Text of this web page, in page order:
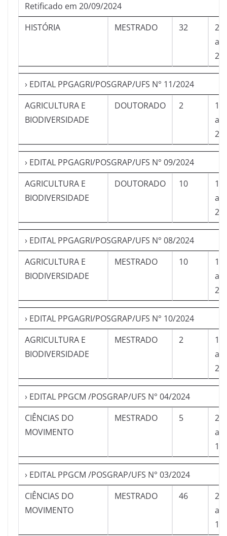
Retificado em 20/09/2024
HISTÓRIA
MESTRADO 32
a
› EDITAL PPGAGRI/POSGRAP/UFS N° 11/2024
AGRICULTURA E
BIODIVERSIDADE
DOUTORADO 2
a
› EDITAL PPGAGRI/POSGRAP/UFS N° 09/2024
AGRICULTURA E
BIODIVERSIDADE
DOUTORADO 10
a
› EDITAL PPGAGRI/POSGRAP/UFS N° 08/2024
AGRICULTURA E
BIODIVERSIDADE
MESTRADO 10
a
› EDITAL PPGAGRI/POSGRAP/UFS N° 10/2024
AGRICULTURA E
BIODIVERSIDADE
MESTRADO 2
a
› EDITAL PPGCM /POSGRAP/UFS N° 04/2024
CIÊNCIAS DO
MOVIMENTO
MESTRADO 5
a
› EDITAL PPGCM /POSGRAP/UFS N° 03/2024
CIÊNCIAS DO
MOVIMENTO
MESTRADO 46
a